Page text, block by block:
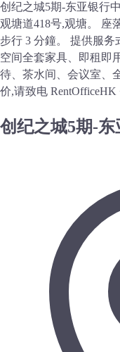
创纪之城5期-东亚银行
观塘道418号,观塘。 座
步行 3 分鐘。 提供服务
空间全套家具、即租即
待、茶水间、会议室、
价,请致电 RentOfficeHK
创纪之城5期-